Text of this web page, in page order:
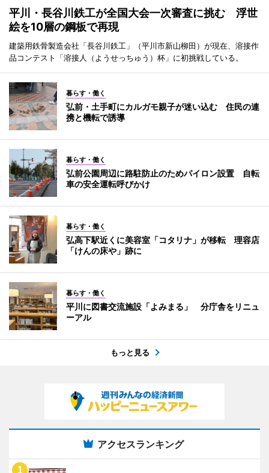
平川・長谷川鉄工が全国大会一次審査に挑む 浮世
絵を10層の鋼板で再現
建築用鉄骨製造会社「長谷川鉄工」（平川市新山柳田）が現在、溶接作
品コンテスト「溶接人（ようせっちゅう）杯」に初挑戦している。
暮らす・働く
弘前・土手町にカルガモ親子が迷い込む 住民の連
携と機転で誘導
暮らす・働く
弘前公園周辺に路駐防止のためパイロン設置 自転
車の安全運転呼びかけ
暮らす・働く
弘高下駅近くに美容室「コタリナ」が移転 理容店
「けんの床や」跡に
暮らす・働く
平川に図書交流施設「よみまる」 分庁舎をリニュ
ーアル
もっと見る
アクセスランキング